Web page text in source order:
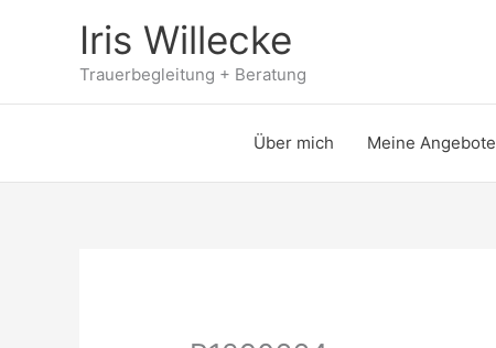
Iris Willecke
Trauerbegleitung + Beratung
Über mich Meine Angebote